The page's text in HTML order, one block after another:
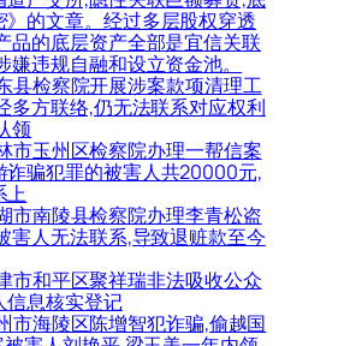
》的文章。经过多层股权穿透
品的底层资产全部是宜信关联
嫌违规自融和设立资金池。
县检察院开展涉案款项清理工
多方联络,仍无法联系对应权利
领
市玉州区检察院办理一帮信案
诈骗犯罪的被害人共20000元,
上
市南陵县检察院办理李青松盗
害人无法联系,导致退赃款至今
市和平区聚祥瑞非法吸收公众
信息核实登记
市海陵区陈增智犯诈骗,偷越国